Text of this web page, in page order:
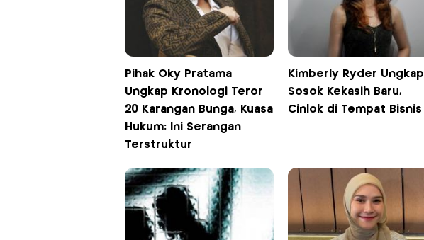
Pihak Oky Pratama
Ungkap Kronologi Teror
20 Karangan Bunga, Kuasa
Hukum: Ini Serangan
Terstruktur
Kimberly Ryder Ungkap
Sosok Kekasih Baru,
Cinlok di Tempat Bisnis